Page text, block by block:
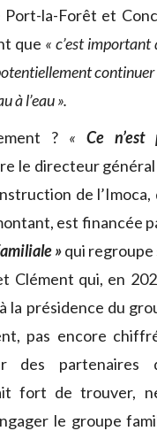
la-Forêt et
que « c’est important
à l’eau ».
? « Ce
le directeur
de
est financée
»qui regroupe
Clément qui, en
à la présidence du
pas encore
des partenaires
fort de trouver,
le groupe